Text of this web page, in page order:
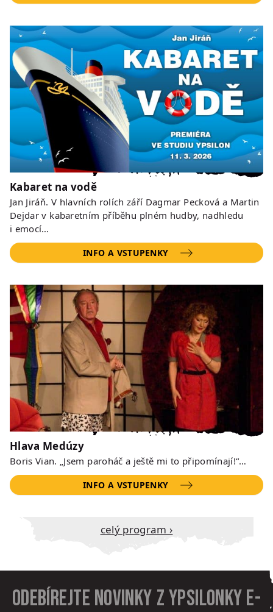
Kabaret na vodě
Jan Jiráň. V hlavních rolích září Dagmar Pecková a Martin
Dejdar v kabaretním příběhu plném hudby, nadhledu
i emocí…
INFO A VSTUPENKY
Hlava Medúzy
Boris Vian. „Jsem paroháč a ještě mi to připomínají!“…
INFO A VSTUPENKY
Celý program ›
Odebírejte novinky z Ypsilonky e-